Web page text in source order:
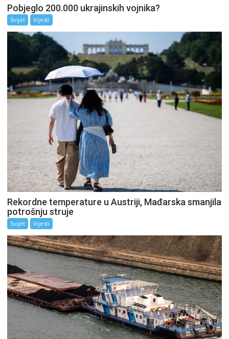
Pobjeglo 200.000 ukrajinskih vojnika?
Svijet Vijesti
Rekordne temperature u Austriji, Mađarska smanjila
potrošnju struje
Svijet Vijesti